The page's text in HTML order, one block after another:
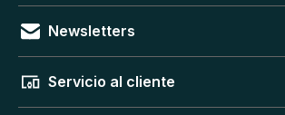
Newsletters
Servicio al cliente